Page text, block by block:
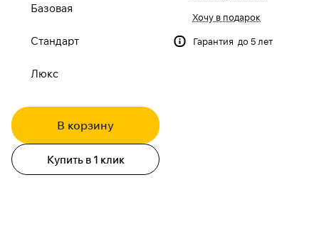
Базовая
Стандарт
Люкс
В корзину
Купить в 1 клик
Хочу в подарок
Гарантия до 5 лет